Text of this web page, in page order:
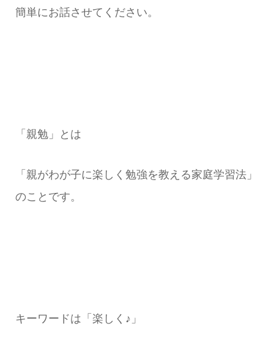
簡単にお話させてください。
「親勉」とは
「親がわが子に楽しく勉強を教える家庭学習法」
のことです。
キーワードは「楽しく♪」